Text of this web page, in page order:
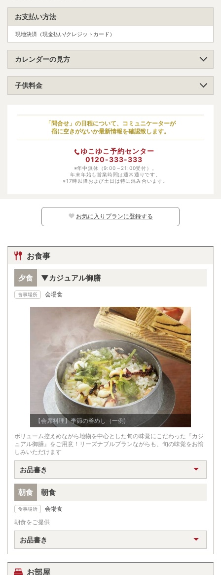
お支払い方法
現地決済（現金払い/クレジットカード）
カレンダーの見方
子供料金
小学生（低学年） 大人料金の70%
幼児（寝具・食事あり） 大人料金の50%
-
-
幼児（寝具・食事なし） 無料
い日程ではお子様はご予約いただけません。
「問合せ」の日程について、コミュニケーターが
宿に空きがないか最新情報を確認致します。
ゆこゆこ予約センター
0120-333-333
※年中無休（9:00～21:00受付）。
年末年始も営業時間は通常通りです。
※17時以降および土日は特に混み合います。
お気に入りプランに登録する
お食事
夕食 ▼カジュアル御膳
食事場所 会場食
【会席料理】季節の釜めし（一例)
ボリューム控えめながら地物を中心とした旬の味覚にこだわった『カジ
ュアル御膳』をご用意！リーズナブルプランながらも、旬の味覚をお愉
しみいただけます
お品書き
朝食 朝食
食事場所
会場食
朝食をご提供
お品書き
お部屋